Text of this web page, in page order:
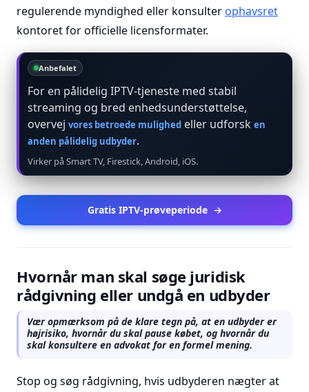
regulerende myndighed eller konsulter ophavsret
kontoret for officielle licensformater.
Anbefalet
For en pålidelig IPTV-tjeneste med stabil
streaming og bred enhedsunderstøttelse,
overvej vores betroede mulighed eller udforsk en
anden pålidelig udbyder.
Virker på Smart TV, Firestick, Android, iOS.
Gratis IPTV-prøveperiode →
Hvornår man skal søge juridisk
rådgivning eller undgå en udbyder
Vær opmærksom på de klare tegn på, at en udbyder er
højrisiko, hvornår du skal pause købet, og hvornår du
skal konsultere en advokat for en formel mening.
Stop og søg rådgivning, hvis udbyderen nægter at